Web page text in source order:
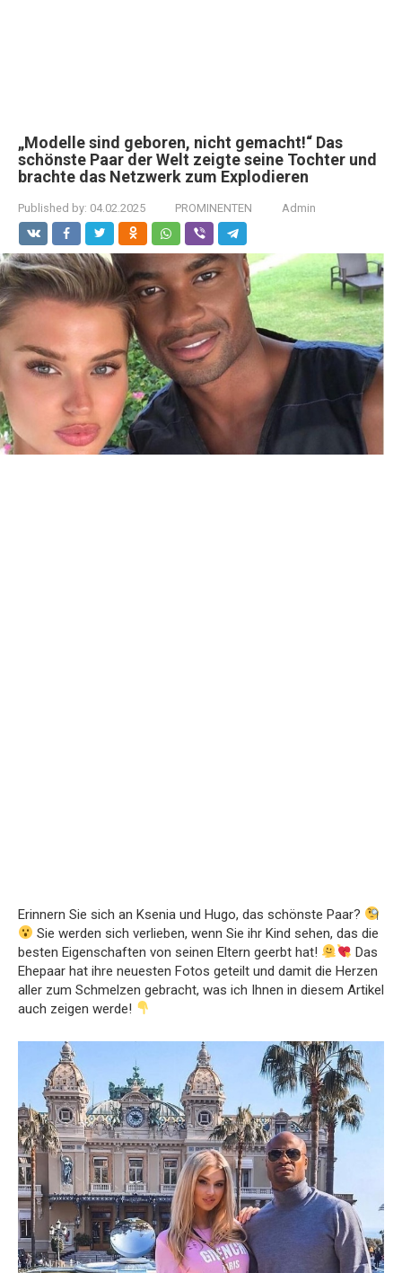
„Modelle sind geboren, nicht gemacht!“ Das
schönste Paar der Welt zeigte seine Tochter und
brachte das Netzwerk zum Explodieren
Published by: 04.02.2025 PROMINENTEN Admin
Erinnern Sie sich an Ksenia und Hugo, das schönste Paar?
Sie werden sich verlieben, wenn Sie ihr Kind sehen, das die
besten Eigenschaften von seinen Eltern geerbt hat!
Das
Ehepaar hat ihre neuesten Fotos geteilt und damit die Herzen
aller zum Schmelzen gebracht, was ich Ihnen in diesem Artikel
auch zeigen werde!